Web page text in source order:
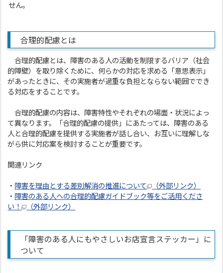
せん。
合理的配慮とは
合理的配慮とは、障害のある人の活動を制限するバリア（社会
的障壁）を取り除くために、何らかの対応を求める「意思表示」
があったときに、その実施者が過重な負担とならない範囲ででき
る対応をすることです。
合理的配慮の内容は、障害特性やそれぞれの場面・状況によっ
て異なります。「合理的配慮の提供」にあたっては、障害のある
人と合理的配慮を提供する実施者が話し合い、お互いに理解しな
がら供に対応案を検討することが重要です。
関連リンク
・ 障害を理由とする差別解消の推進について
（外部リンク）
・ 障害のある人への合理的配慮ガイドブック等をご活用くださ
い！
（外部リンク）
「障害のある人にもやさしいお店宣言ステッカー」に
ついて